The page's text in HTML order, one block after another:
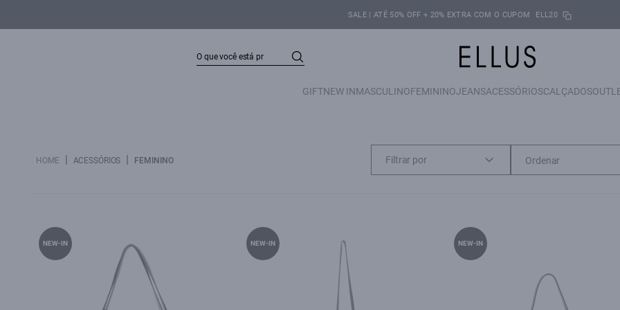
SALE | ATÉ 50% OFF + 20% EXTRA COM O CUPOM ELL20
GIFTNEW INMASCULINOFEMININOJEANSACESSÓRIOSCALÇADOS
HOME | ACESSÓRIOS | FEMININO Filtrar por
NEW-IN NEW-IN NEW-IN